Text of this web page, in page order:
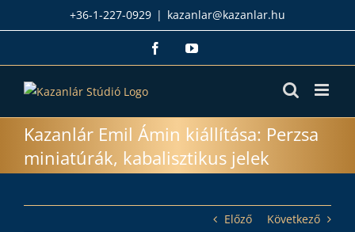
+36-1-227-0929 | kazanlar@kazanlar.hu
FacebookYouTube
Kazanlár Emil Ámin kiállítása: Perzsa
miniatúrák, kabalisztikus jelek
Előző Következő